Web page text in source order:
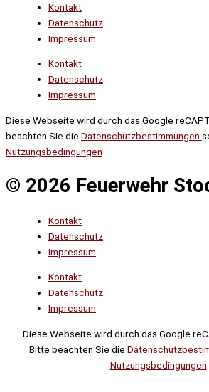
Kontakt
Datenschutz
Impressum
Kontakt
Datenschutz
Impressum
Diese Webseite wird durch das Google
beachten Sie die Datenschutzbestimmungen
Nutzungsbedingungen
© 2026 Feuerwehr
Kontakt
Datenschutz
Impressum
Kontakt
Datenschutz
Impressum
Diese Webseite wird durch das Google
Bitte beachten Sie die
Nutzungsbedingungen